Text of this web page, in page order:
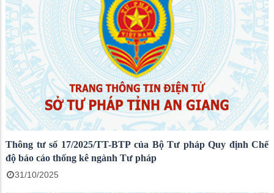
Thông tư số 17/2025/TT-BTP của Bộ Tư pháp Quy định Chế
độ báo cáo thống kê ngành Tư pháp
31/10/2025